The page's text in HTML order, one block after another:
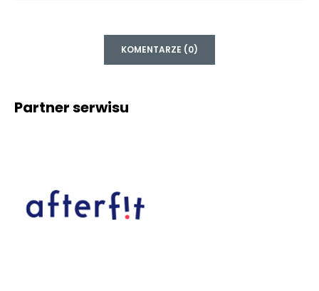
KOMENTARZE (0)
Partner serwisu